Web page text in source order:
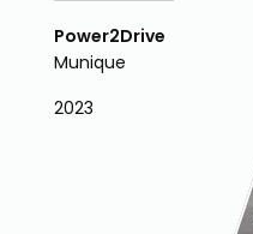
Power2Drive
Munique
2023